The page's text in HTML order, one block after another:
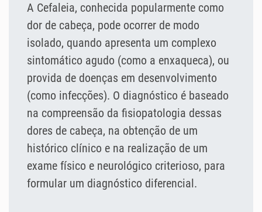
A Cefaleia, conhecida popularmente como
dor de cabeça, pode ocorrer de modo
isolado, quando apresenta um complexo
sintomático agudo (como a enxaqueca), ou
provida de doenças em desenvolvimento
(como infecções). O diagnóstico é baseado
na compreensão da fisiopatologia dessas
dores de cabeça, na obtenção de um
histórico clínico e na realização de um
exame físico e neurológico criterioso, para
formular um diagnóstico diferencial.